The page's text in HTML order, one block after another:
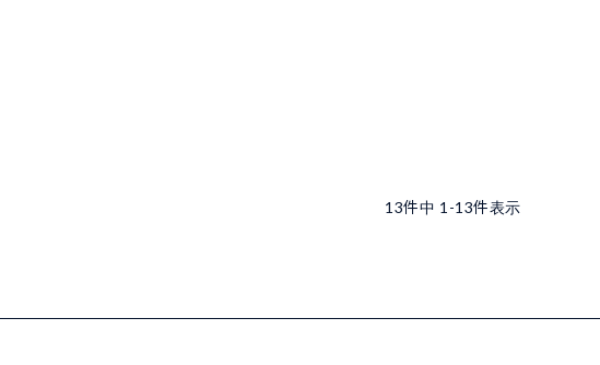
13件中 1 -13件表示